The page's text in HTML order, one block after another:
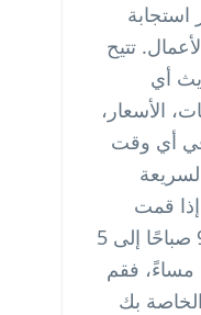
تتيح
أي
الأسعار،
في أي وقت
قمت
بتغيير ساعات عملك من 9 صباحًا إلى 5
مساءً إلى 10 صباحًا إلى 6 مساءً، فقم
بك